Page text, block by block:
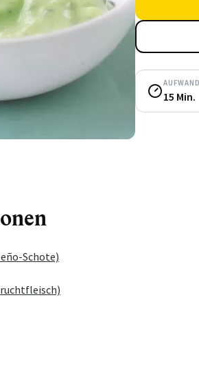
AUFWAND
15 Min.
Schote)